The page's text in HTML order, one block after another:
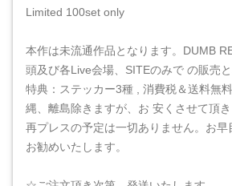
Limited 100set only
本作は未流通作品となります。DUMB
頭及び各Live会場、SITEのみで の販売と
特典：ステッカー3種 , 消費税＆送料無
縄、離島除きますが、お 安くさせて頂き
再プレスの予定は一切ありません。お早
お勧めいたします。